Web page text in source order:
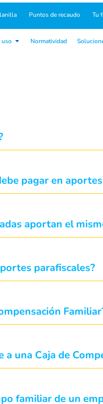
Puntos de recaudo Tu
uso Normatividad
pagar en
aportan el
parafiscales?
una Caja de
familiar de un